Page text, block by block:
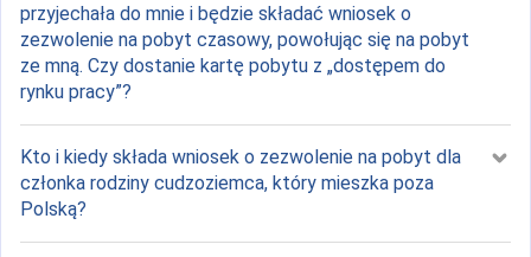
przyjechała do mnie i będzie składać wniosek o
zezwolenie na pobyt czasowy, powołując się na pobyt
ze mną. Czy dostanie kartę pobytu z „dostępem do
rynku pracy”?
Kto i kiedy składa wniosek o zezwolenie na pobyt dla
członka rodziny cudzoziemca, który mieszka poza
Polską?